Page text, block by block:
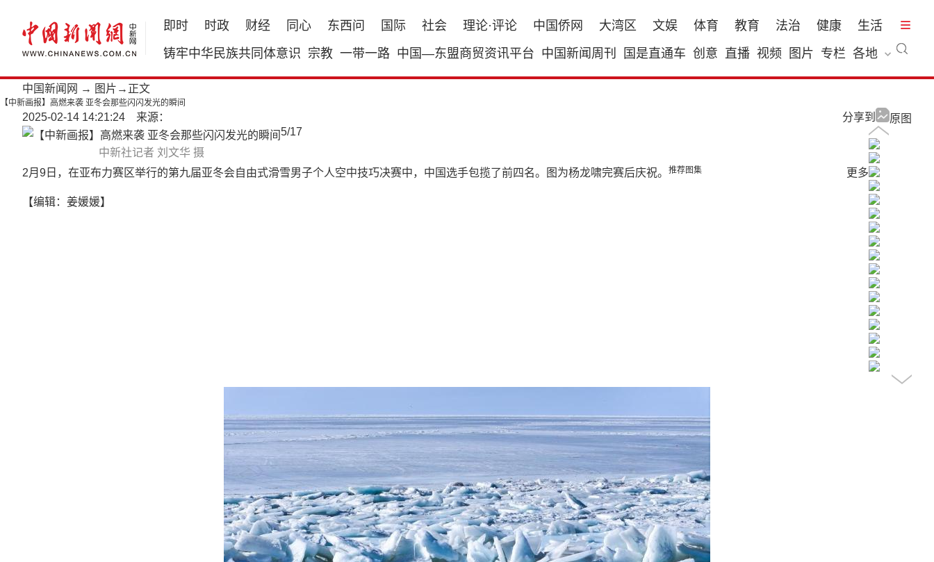
即时 时政 财经 同心 东西问 国际 社会 理论·评论 中国侨网 大湾区 文娱 体育 教育 法治 健康
生活
铸牢中华民族共同体意识 宗教 一带一路 中国—东盟商贸资讯平台 中国新闻周刊 国是直通车 创意 直播 视频 图片 专栏 各地
中国新闻网 → 图片 →正文
【中新画报】高燃来袭 亚冬会那些闪闪发光的瞬间
2025-02-14 14:21:24 来源： 原图
分享到
中新社记者 刘文华 摄
5/17
2月9日，在亚布力赛区举行的第九届亚冬会自由式滑雪男子个人空中技巧决赛中，中国选手包揽了前四名。图为杨龙啸完赛后庆祝。
【编辑：姜媛媛】
推荐图集 更多